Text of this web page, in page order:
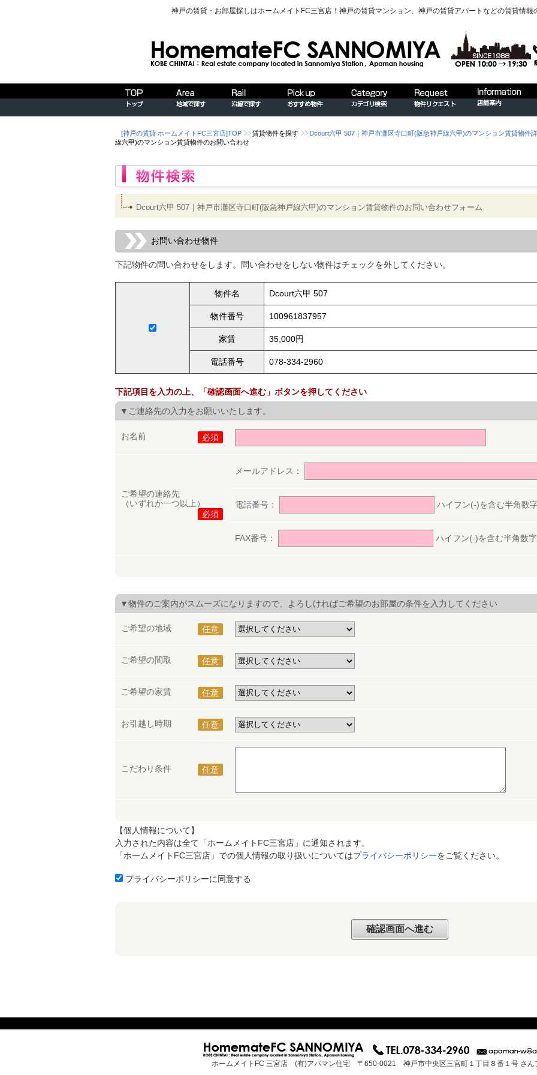
神戸の賃貸・お部屋探しはホームメイトFC三宮店！神戸の賃貸マンション、神戸の賃貸アパートなどの賃貸情報
[神戸の賃貸 ホームメイトFC三宮店]TOP 賃貸物件を探す Dcourt六甲 507｜神戸市灘区寺口町(阪急神戸線六甲)のマンション賃貸物件
線六甲)のマンション賃貸物件のお問い合わせ
Dcourt六甲 507｜神戸市灘区寺口町(阪急神戸線六甲)のマンション賃貸物件のお問い合わせフォーム
お問い合わせ物件
下記物件の問い合わせをします。問い合わせをしない物件はチェックを外してください。
物件名 Dcourt六甲 507
物件番号 100961837957
家賃 35,000円
電話番号 078-334-2960
下記項目を入力の上、「確認画面へ進む」ボタンを押してください
▼ご連絡先の入力をお願いいたします。
お名前 必須
ご希望の連絡先
（いずれか一つ以上）
必須
メールアドレス：
電話番号： ハイフン(-)を含む半角数
FAX番号： ハイフン(-)を含む半角数
▼物件のご案内がスムーズになりますので、よろしければご希望のお部屋の条件を入力してください
ご希望の地域 任意
ご希望の間取 任意
ご希望の家賃 任意
お引越し時期 任意
こだわり条件 任意
【個人情報について】
入力された内容は全て「ホームメイトFC三宮店」に通知されます。
「ホームメイトFC三宮店」での個人情報の取り扱いについてはプライバシーポリシーをご覧ください。
プライバシーポリシーに同意する
ホームメイトFC 三宮店 (有)アパマン住宅 〒650-0021 神戸市中央区三宮町１丁目８番１号 さん